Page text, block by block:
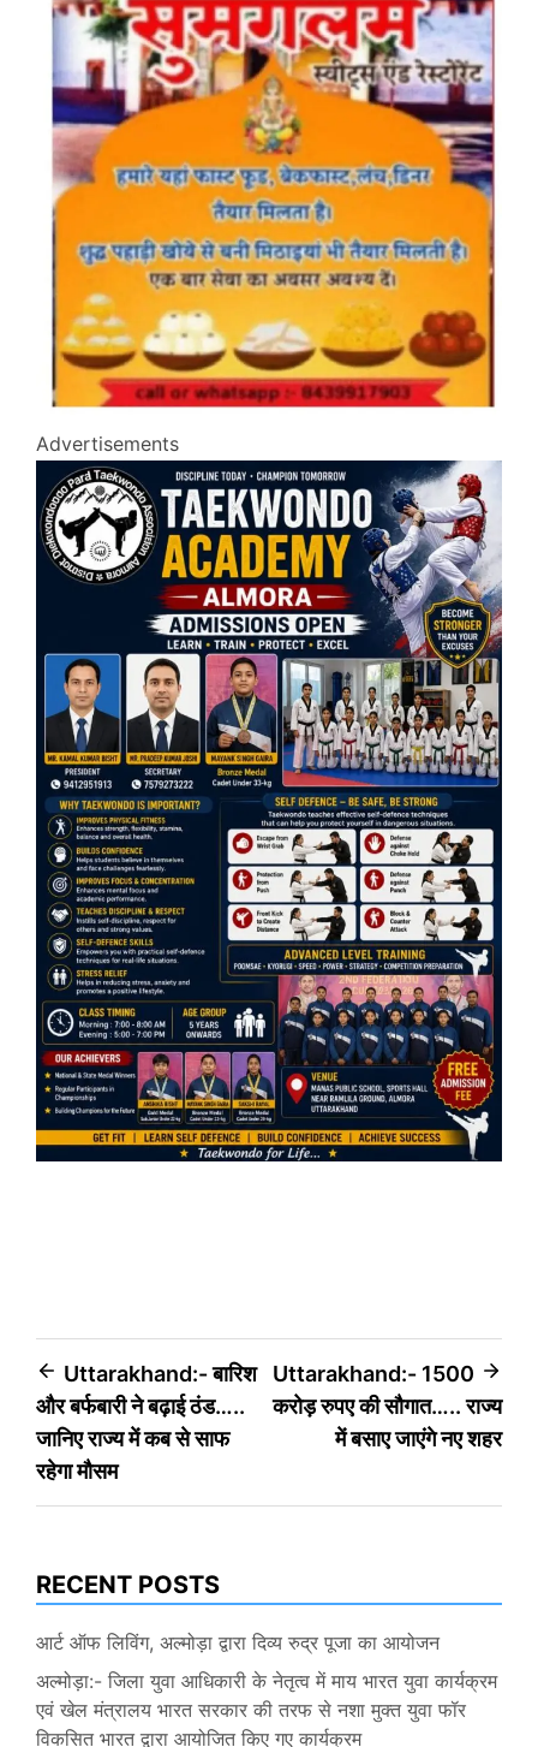
Advertisements
Post
navigation
Uttarakhand:- बारिश
और बर्फबारी ने बढ़ाई ठंड…..
जानिए राज्य में कब से साफ
रहेगा मौसम
Uttarakhand:- 1500
करोड़ रुपए की सौगात….. राज्य
में बसाए जाएंगे नए शहर
RECENT POSTS
आर्ट ऑफ लिविंग, अल्मोड़ा द्वारा दिव्य रुद्र पूजा का आयोजन
अल्मोड़ा:- जिला युवा आधिकारी के नेतृत्व में माय भारत युवा कार्यक्रम
एवं खेल मंत्रालय भारत सरकार की तरफ से नशा मुक्त युवा फॉर
विकसित भारत द्वारा आयोजित किए गए कार्यक्रम